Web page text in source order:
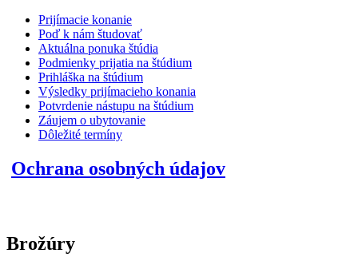
Prijímacie konanie
Poď k nám študovať
Aktuálna ponuka štúdia
Podmienky prijatia na štúdium
Prihláška na štúdium
Výsledky prijímacieho konania
Potvrdenie nástupu na štúdium
Záujem o ubytovanie
Dôležité termíny
Ochrana osobných údajov
Brožúry